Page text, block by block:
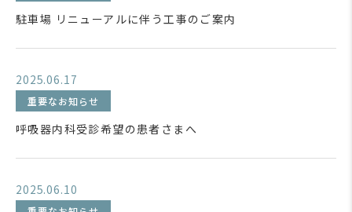
駐車場 リニューアルに伴う工事のご案内
2025.06.17
重要なお知らせ
呼吸器内科受診希望の患者さまへ
2025.06.10